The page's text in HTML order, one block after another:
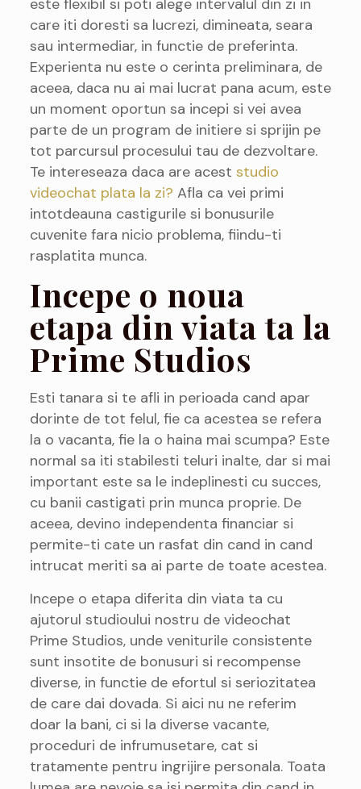
este flexibil si poti alege intervalul din zi in
care iti doresti sa lucrezi, dimineata, seara
sau intermediar, in functie de preferinta.
Experienta nu este o cerinta preliminara, de
aceea, daca nu ai mai lucrat pana acum, este
un moment oportun sa incepi si vei avea
parte de un program de initiere si sprijin pe
tot parcursul procesului tau de dezvoltare.
Te intereseaza daca are acest studio
videochat plata la zi? Afla ca vei primi
intotdeauna castigurile si bonusurile
cuvenite fara nicio problema, fiindu-ti
rasplatita munca.
Incepe o noua
etapa din viata ta la
Prime Studios
Esti tanara si te afli in perioada cand apar
dorinte de tot felul, fie ca acestea se refera
la o vacanta, fie la o haina mai scumpa? Este
normal sa iti stabilesti teluri inalte, dar si mai
important este sa le indeplinesti cu succes,
cu banii castigati prin munca proprie. De
aceea, devino independenta financiar si
permite-ti cate un rasfat din cand in cand
intrucat meriti sa ai parte de toate acestea.
Incepe o etapa diferita din viata ta cu
ajutorul studioului nostru de videochat
Prime Studios, unde veniturile consistente
sunt insotite de bonusuri si recompense
diverse, in functie de efortul si seriozitatea
de care dai dovada. Si aici nu ne referim
doar la bani, ci si la diverse vacante,
proceduri de infrumusetare, cat si
tratamente pentru ingrijire personala. Toata